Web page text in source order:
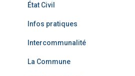
État Civil
Infos pratiques
Intercommunalité
La Commune